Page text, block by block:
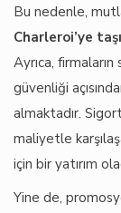
Bu nedenle,
Charleroi’ye
Ayrıca,
güvenliği
almaktadır.
maliyetle
için bir yatırım
Yine de,